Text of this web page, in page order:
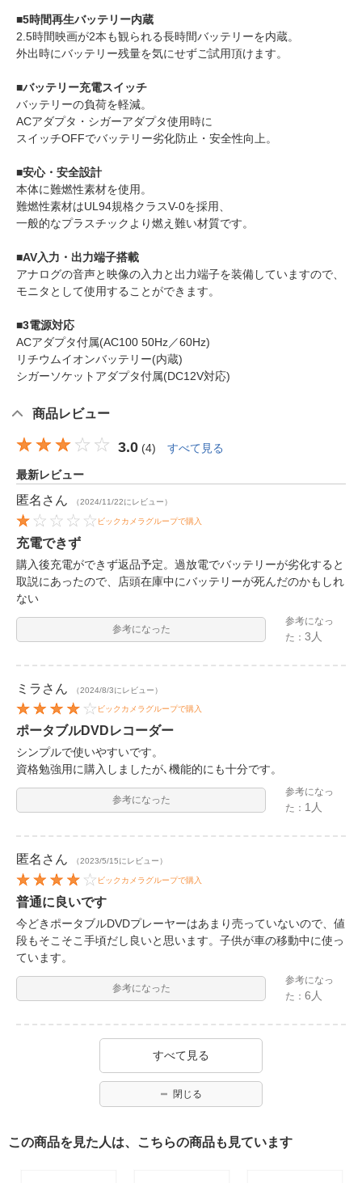
■5時間再生バッテリー内蔵
2.5時間映画が2本も観られる長時間バッテリーを内蔵。
外出時にバッテリー残量を気にせずご試用頂けます。
■バッテリー充電スイッチ
バッテリーの負荷を軽減。
ACアダプタ・シガーアダプタ使用時に
スイッチOFFでバッテリー劣化防止・安全性向上。
■安心・安全設計
本体に難燃性素材を使用。
難燃性素材はUL94規格クラスV-0を採用、
一般的なプラスチックより燃え難い材質です。
■AV入力・出力端子搭載
アナログの音声と映像の入力と出力端子を装備していますので、
モニタとして使用することができます。
■3電源対応
ACアダプタ付属(AC100 50Hz／60Hz)
リチウムイオンバッテリー(内蔵)
シガーソケットアダプタ付属(DC12V対応)
商品レビュー
3.0 (4) すべて見る
最新レビュー
匿名 さん （2024/11/22にレビュー）
ビックカメラグループで購入
充電できず
購入後充電ができず返品予定。過放電でバッテリーが劣化すると
取説にあったので、店頭在庫中にバッテリーが死んだのかもしれ
ない
参考になった
参考になっ
た：3人
ミラ さん （2024/8/3にレビュー）
ビックカメラグループで購入
ポータブルDVDレコーダー
シンプルで使いやすいです。
資格勉強用に購入しましたが､機能的にも十分です。
参考になった
参考になっ
た： 1人
匿名 さん （2023/5/15にレビュー）
ビックカメラグループで購入
普通に良いです
今どきポータブルDVDプレーヤーはあまり売っていないので、値
段もそこそこ手頃だし良いと思います。子供が車の移動中に使っ
ています。
参考になった
参考になっ
た：6人
すべて見る
閉じる
この商品を見た人は、こちらの商品も見ています